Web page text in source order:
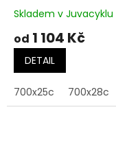
Skladem v Juvacyklu
od 1 104 Kč
DETAIL
700x25c 700x28c